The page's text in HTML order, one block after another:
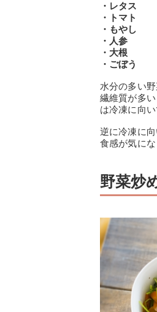
・レタス
・トマト
・もやし
・人参
・大根
・ごぼう
水分の多い
繊維質が多
は冷凍に向
逆に冷凍に
食感が気に
野菜炒